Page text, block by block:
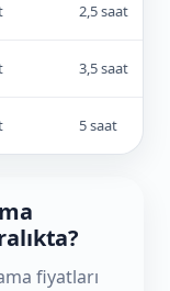
2,5 saat
3,5 saat
5 saat
fiyatları